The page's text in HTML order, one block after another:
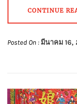
CONTINUE
Posted On : มีนาคม 16,